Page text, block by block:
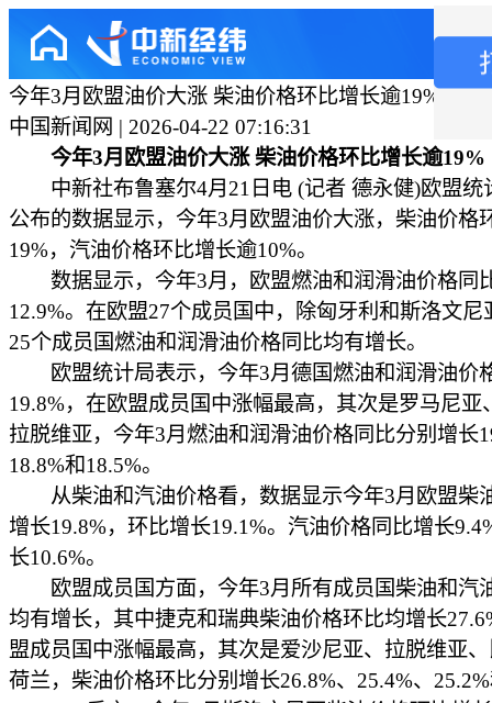
今年3月欧盟油价大涨 柴油价格环比增长逾19%
中国新闻网 | 2026-04-22 07:16:31
今年3月欧盟油价大涨 柴油价格环比增长逾19%
中新社布鲁塞尔4月21日电 (记者 德永健)欧盟统
公布的数据显示，今年3月欧盟油价大涨，柴油价格
19%，汽油价格环比增长逾10%。
数据显示，今年3月，欧盟燃油和润滑油价格同
12.9%。在欧盟27个成员国中，除匈牙利和斯洛文尼
25个成员国燃油和润滑油价格同比均有增长。
欧盟统计局表示，今年3月德国燃油和润滑油价
19.8%，在欧盟成员国中涨幅最高，其次是罗马尼亚
拉脱维亚，今年3月燃油和润滑油价格同比分别增长
18.8%和18.5%。
从柴油和汽油价格看，数据显示今年3月欧盟柴
增长19.8%，环比增长19.1%。汽油价格同比增长
长10.6%。
欧盟成员国方面，今年3月所有成员国柴油和汽
均有增长，其中捷克和瑞典柴油价格环比均增长
盟成员国中涨幅最高，其次是爱沙尼亚、拉脱维亚
荷兰，柴油价格环比分别增长26.8%、25.4%、